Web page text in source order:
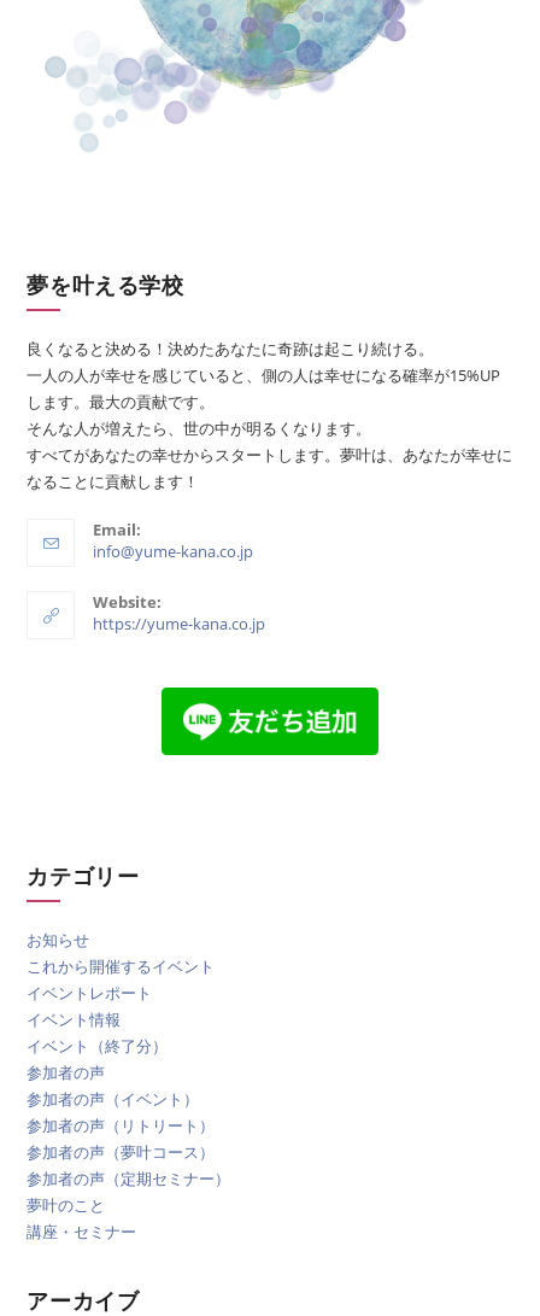
夢を叶える学校
良くなると決める！決めたあなたに奇跡は起こり続ける。
一人の人が幸せを感じていると、側の人は幸せになる確率が15%UP
します。最大の貢献です。
そんな人が増えたら、世の中が明るくなります。
すべてがあなたの幸せからスタートします。夢叶は、あなたが幸せに
なることに貢献します！
Email:
info@yume-kana.co.jp
Website:
https://yume-kana.co.jp
カテゴリー
お知らせ
これから開催するイベント
イベントレポート
イベント情報
イベント（終了分）
参加者の声
参加者の声（イベント）
参加者の声（リトリート）
参加者の声（夢叶コース）
参加者の声（定期セミナー）
夢叶のこと
講座・セミナー
アーカイブ